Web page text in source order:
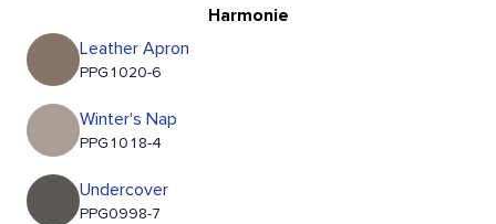
Harmonie
Leather Apron
PPG1020-6
Winter's Nap
PPG1018-4
Undercover
PPG0998-7